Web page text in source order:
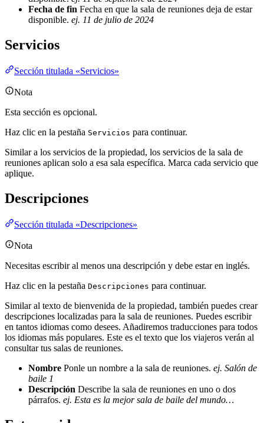
Fecha de fin Fecha en que la sala de reuniones deja de estar
disponible. ej. 11 de julio de 2024
Servicios
Sección titulada «Servicios»
Nota
Esta sección es opcional.
Haz clic en la pestaña Servicios para continuar.
Similar a los servicios de la propiedad, los servicios de la sala de
reuniones aplican solo a esa sala específica. Marca cada servicio que
aplique.
Descripciones
Sección titulada «Descripciones»
Nota
Necesitas escribir al menos una descripción y debe estar en inglés.
Haz clic en la pestaña Descripciones para continuar.
Similar al texto de bienvenida de la propiedad, también puedes crear
descripciones localizadas para la sala de reuniones. Puedes escribir
en tantos idiomas como desees. Añadiremos traducciones para todos
los idiomas más populares. Este es el texto que los viajeros verán al
consultar tus salas de reuniones.
Nombre Ponle un nombre a la sala de reuniones. ej. Salón de
baile 1
Descripción Describe la sala de reuniones en uno o dos
párrafos. ej. Esta es la mejor sala de baile del mundo…